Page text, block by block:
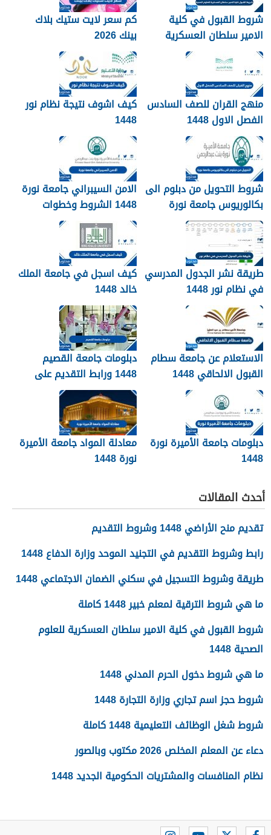
شروط القبول في كلية
الامير سلطان العسكرية
للعلوم الصحية 1448
كم سعر لايت ستيك بلاك
بينك 2026
منهج القران للصف السادس
الفصل الاول 1448
كيف اشوف نتيجة نظام نور
1448
شروط التحويل من دبلوم الى
بكالوريوس جامعة نورة
1448
الامن السيبراني جامعة نورة
1448 الشروط وخطوات
التقديم
طريقة نشر الجدول المدرسي
في نظام نور 1448
كيف اسجل في جامعة الملك
خالد 1448
الاستعلام عن جامعة سطام
القبول الالحاقي 1448
دبلومات جامعة القصيم
1448 ورابط التقديم على
دبلومات جامعة القصيم
qudcss.com
دبلومات جامعة الأميرة نورة
1448
معادلة المواد جامعة الأميرة
نورة 1448
أحدث المقالات
تقديم منح الأراضي 1448 وشروط التقديم
رابط وشروط التقديم في التجنيد الموحد وزارة الدفاع 1448
طريقة وشروط التسجيل في سكني الضمان الاجتماعي 1448
ما هي شروط الترقية لمعلم خبير 1448 كاملة
شروط القبول في كلية الامير سلطان العسكرية للعلوم
الصحية 1448
ما هي شروط دخول الحرم المدني 1448
شروط حجز اسم تجاري وزارة التجارة 1448
شروط شغل الوظائف التعليمية 1448 كاملة
دعاء عن المعلم المخلص 2026 مكتوب وبالصور
نظام المنافسات والمشتريات الحكومية الجديد 1448